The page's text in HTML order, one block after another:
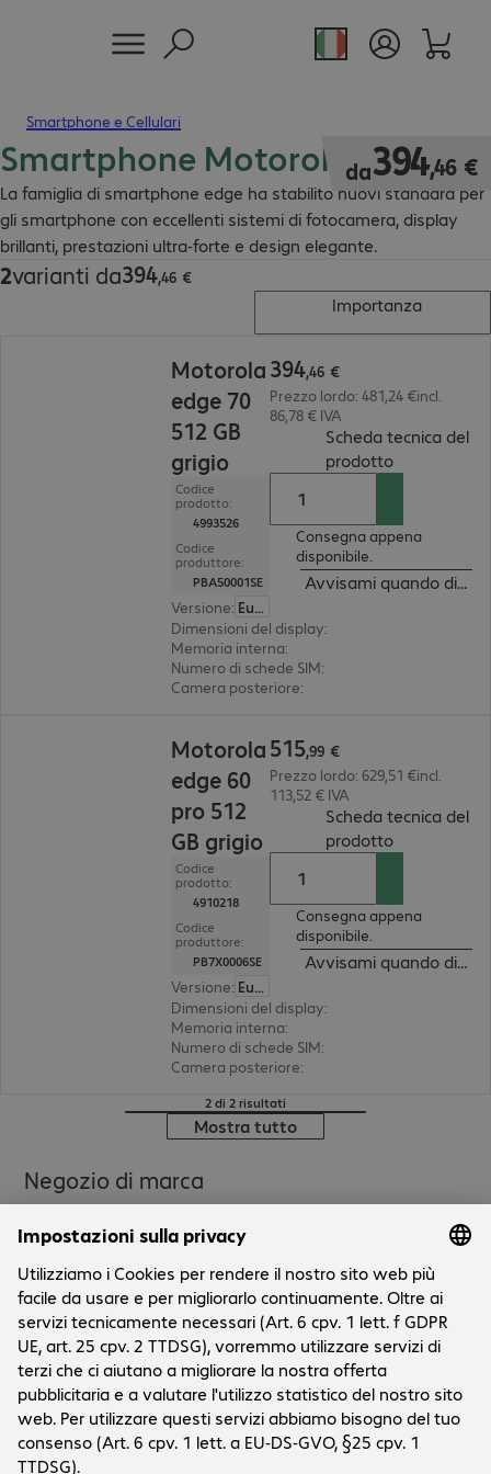
Smartphone e Cellulari
Smartphone Motorola edge
La famiglia di smartphone edge ha stabilito nuovi standard per
gli smartphone con eccellenti sistemi di fotocamera, display
brillanti, prestazioni ultra-forte e design elegante.
da394,46 €
394,46 €
2varianti da394,46 €
394,46 €
Importanza
Motorola
edge 70
512 GB
grigio
Codice
prodotto:
4993526
Codice
produttore:
PBA50001SE
Versione:
Europa
Dimensioni del display:
Memoria interna:
Numero di schede SIM:
Camera posteriore:
394,46 €
Prezzo lordo: 481,24 €incl.
86,78 € IVA
Scheda tecnica del
prodotto(
Consegna appena
disponibile.
Avvisami quando
Motorola
edge 60
pro 512
GB grigio
Codice
prodotto:
4910218
Codice
produttore:
PB7X0006SE
Versione:
Europa
Dimensioni del display:
Memoria interna:
Numero di schede SIM:
Camera posteriore:
515,99 €
Prezzo lordo: 629,51 €incl.
113,52 € IVA
Scheda tecnica del
prodotto(
Consegna appena
disponibile.
Avvisami quando
2 di 2 risultati
Mostra tutto
Negozio di marca
Aziende
L'azienda